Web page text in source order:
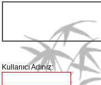
Kullanıcı Adınız: